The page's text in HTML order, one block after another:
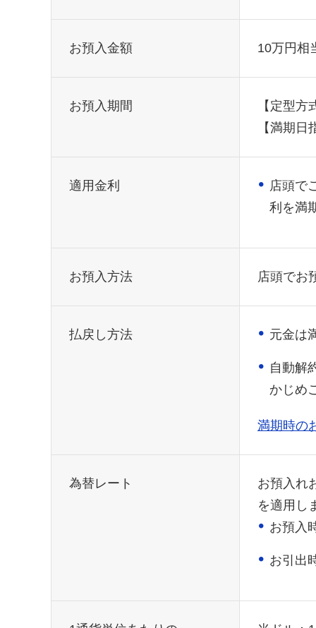
お預入金額 10万円相
お預入期間
【定型
【満期
適用金利
店頭で
利を満
お預入方法 店頭でお
払戻し方法 元金は
自動解
かじめ
満期時の
為替レート
お預入れ
を適用し
お預入
お引出